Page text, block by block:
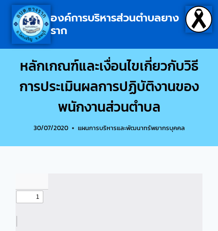
องค์การบริหารส่วนตำบลยาง
ราก
หลักเกณฑ์และเงื่อนไขเกี่ยวกับวิธี
การประเมินผลการปฏิบัติงานของ
พนักงานส่วนตำบล
30/07/2020 แผนการบริหารและพัฒนาทรัพยากรบุคคล